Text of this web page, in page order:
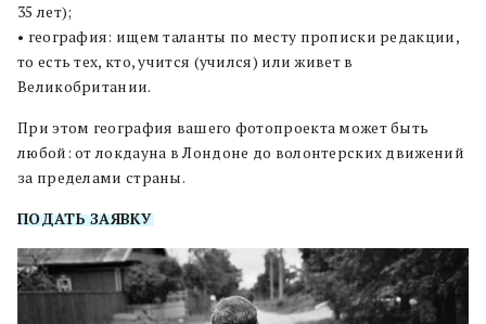
35 лет);
• география: ищем таланты по месту прописки редакции,
то есть тех, кто, учится (учился) или живет в
Великобритании.
При этом география вашего фотопроекта может быть
любой: от локдауна в Лондоне до волонтерских движений
за пределами страны.
ПОДАТЬ ЗАЯВКУ